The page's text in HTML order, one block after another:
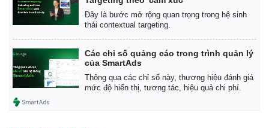
Đây là bước mở rộng quan trọng trong hệ sinh
thái contextual targeting.
Các chỉ số quảng cáo trong trình quản lý
của SmartAds
Thông qua các chỉ số này, thương hiệu đánh giá
mức độ hiển thị, tương tác, hiệu quả chi phí.